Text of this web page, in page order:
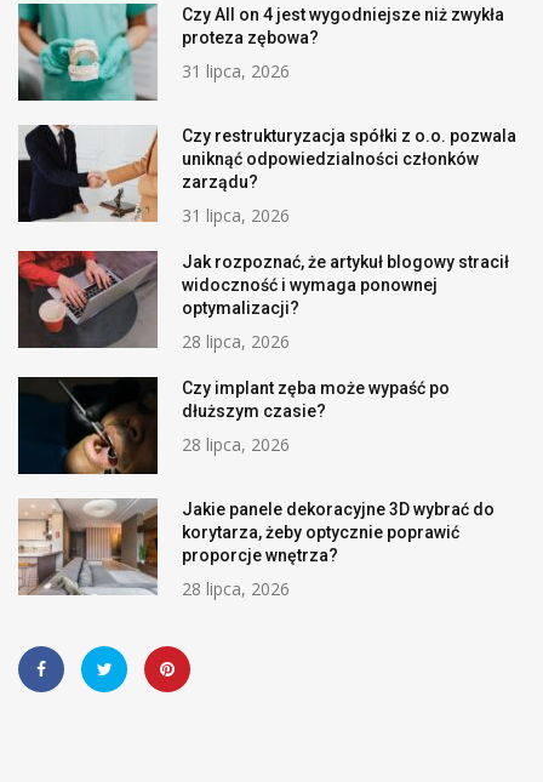
Czy All on 4 jest wygodniejsze niż zwykła
proteza zębowa?
31 lipca, 2026
Czy restrukturyzacja spółki z o.o. pozwala
uniknąć odpowiedzialności członków
zarządu?
31 lipca, 2026
Jak rozpoznać, że artykuł blogowy stracił
widoczność i wymaga ponownej
optymalizacji?
28 lipca, 2026
Czy implant zęba może wypaść po
dłuższym czasie?
28 lipca, 2026
Jakie panele dekoracyjne 3D wybrać do
korytarza, żeby optycznie poprawić
proporcje wnętrza?
28 lipca, 2026